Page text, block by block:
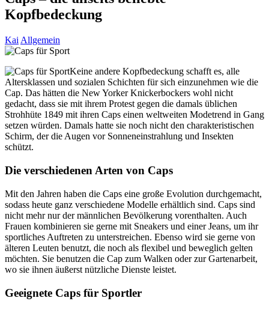
Kopfbedeckung
Kai Allgemein
Keine andere Kopfbedeckung schafft es, alle
Altersklassen und sozialen Schichten für sich einzunehmen wie die
Cap. Das hätten die New Yorker Knickerbockers wohl nicht
gedacht, dass sie mit ihrem Protest gegen die damals üblichen
Strohhüte 1849 mit ihren Caps einen weltweiten Modetrend in Gang
setzen würden. Damals hatte sie noch nicht den charakteristischen
Schirm, der die Augen vor Sonneneinstrahlung und Insekten
schützt.
Die verschiedenen Arten von Caps
Mit den Jahren haben die Caps eine große Evolution durchgemacht,
sodass heute ganz verschiedene Modelle erhältlich sind. Caps sind
nicht mehr nur der männlichen Bevölkerung vorenthalten. Auch
Frauen kombinieren sie gerne mit Sneakers und einer Jeans, um ihr
sportliches Auftreten zu unterstreichen. Ebenso wird sie gerne von
älteren Leuten benutzt, die noch als flexibel und beweglich gelten
möchten. Sie benutzen die Cap zum Walken oder zur Gartenarbeit,
wo sie ihnen äußerst nützliche Dienste leistet.
Geeignete Caps für Sportler